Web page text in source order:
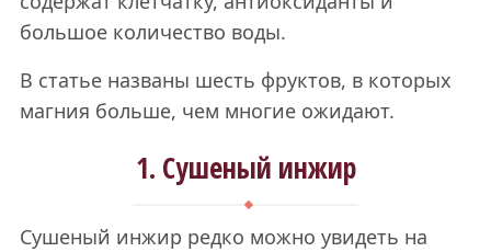
большое количество воды.
В статье названы шесть фруктов, в которых
магния больше, чем многие ожидают.
1. Сушеный инжир
Сушеный инжир редко можно увидеть на